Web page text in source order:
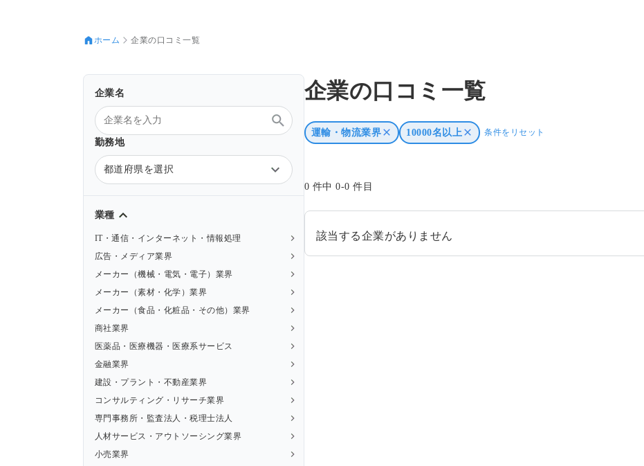
ホーム 企業の口コミ一覧
企業の口コミ一覧
運輸・物流業界 10000名以上 条件をリセット
0 件中 0-0 件目
該当する企業がありません
企業名
勤務地
都道府県を選択
業種
IT・通信・インターネット・情報処理
広告・メディア業界
メーカー（機械・電気・電子）業界
メーカー（素材・化学）業界
メーカー（食品・化粧品・その他）業界
商社業界
医薬品・医療機器・医療系サービス
金融業界
建設・プラント・不動産業界
コンサルティング・リサーチ業界
専門事務所・監査法人・税理士法人
人材サービス・アウトソーシング業界
小売業界